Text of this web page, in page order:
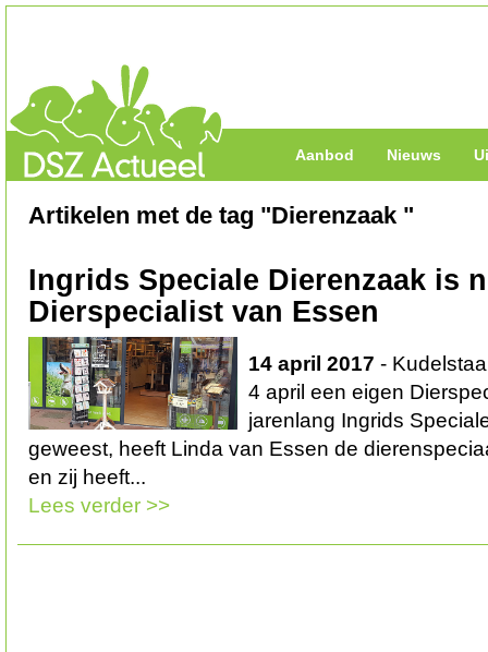
Aanbod Nieuws
Artikelen met de tag "Dierenzaak "
Ingrids Speciale Dierenzaak is
Dierspecialist van Essen
14 april 2017 -
4 april een eigen
jarenlang Ingrids
geweest, heeft Linda van Essen de
en zij heeft...
Lees verder >>